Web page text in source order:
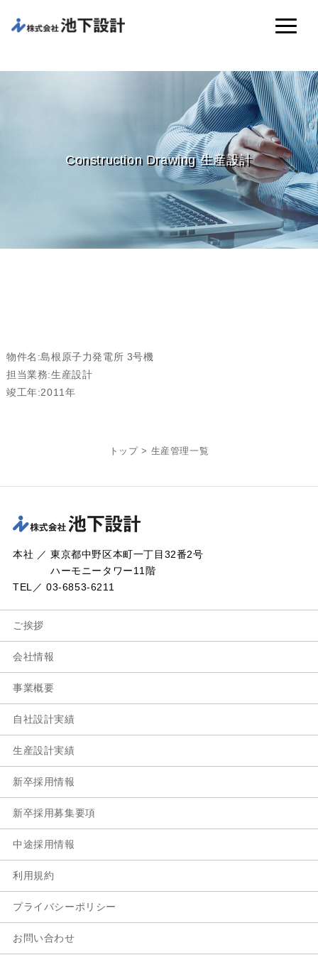
Construction Drawing 生産設計
物件名:島根原子力発電所 3号機
担当業務:生産設計
竣工年:2011年
トップ > 生産管理一覧
本社 ／ 東京都中野区本町一丁目32番2号
ハーモニータワー11階
TEL／ 03-6853-6211
ご挨拶
会社情報
事業概要
自社設計実績
生産設計実績
新卒採用情報
新卒採用募集要項
中途採用情報
利用規約
プライバシーポリシー
お問い合わせ